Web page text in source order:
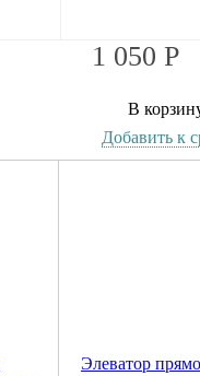
1 050 Р
В
Добавить к
Элеватор